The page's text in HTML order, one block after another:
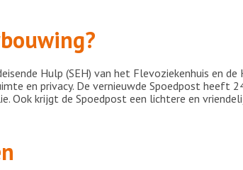
Hulp (SEH) van het Flevoziekenhuis en
en privacy. De vernieuwde Spoedpost heeft
Ook krijgt de Spoedpost een lichtere en